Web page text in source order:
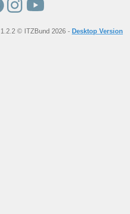
© ITZBund 2026 - Desktop Version